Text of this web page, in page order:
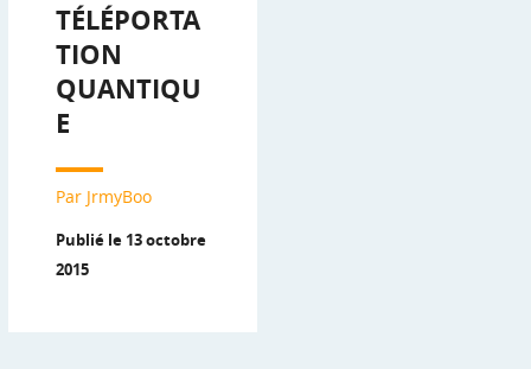
TÉLÉPORTA
TION
QUANTIQU
E
Par JrmyBoo
Publié le 13 octobre
2015